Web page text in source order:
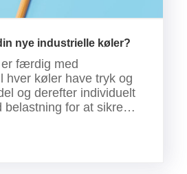
nye industrielle køler?
færdig med
hver køler have tryk og
og derefter individuelt
belastning for at sikre